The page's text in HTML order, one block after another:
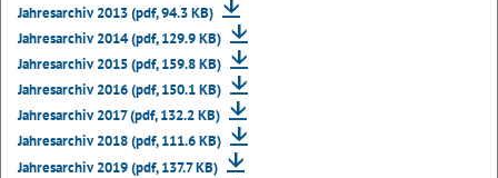
Jahresarchiv 2013 (pdf, 94.3 KB)
Jahresarchiv 2014 (pdf, 129.9 KB)
Jahresarchiv 2015 (pdf, 159.8 KB)
Jahresarchiv 2016 (pdf, 150.1 KB)
Jahresarchiv 2017 (pdf, 132.2 KB)
Jahresarchiv 2018 (pdf, 111.6 KB)
Jahresarchiv 2019 (pdf, 137.7 KB)